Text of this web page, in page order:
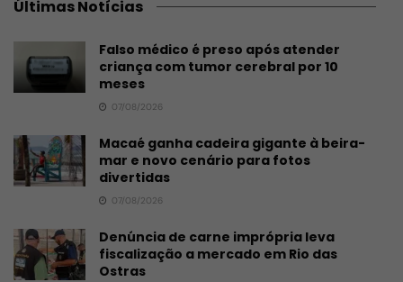
Últimas Notícias
Falso médico é preso após atender
criança com tumor cerebral por 10
meses
07/08/2026
Macaé ganha cadeira gigante à beira-
mar e novo cenário para fotos
divertidas
07/08/2026
Denúncia de carne imprópria leva
fiscalização a mercado em Rio das
Ostras